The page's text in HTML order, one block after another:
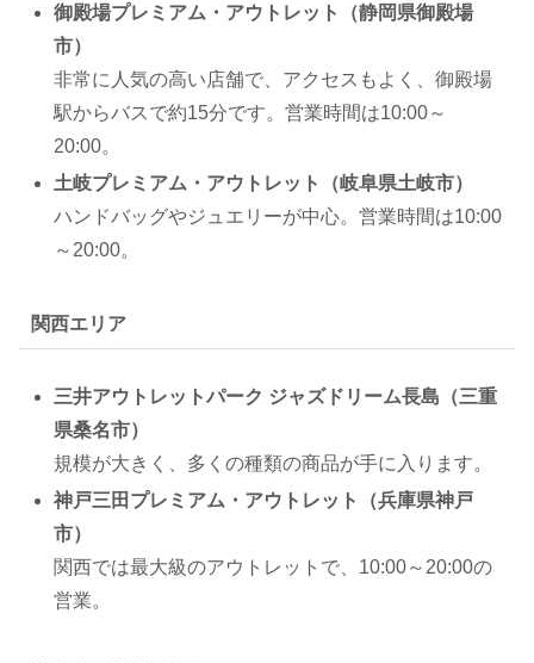
御殿場プレミアム・アウトレット（静岡県御殿場
市）
非常に人気の高い店舗で、アクセスもよく、御殿場
駅からバスで約15分です。営業時間は10:00～
20:00。
土岐プレミアム・アウトレット（岐阜県土岐市）
ハンドバッグやジュエリーが中心。営業時間は10:00
～20:00。
関西エリア
三井アウトレットパーク ジャズドリーム長島（三重
県桑名市）
規模が大きく、多くの種類の商品が手に入ります。
神戸三田プレミアム・アウトレット（兵庫県神戸
市）
関西では最大級のアウトレットで、10:00～20:00の
営業。